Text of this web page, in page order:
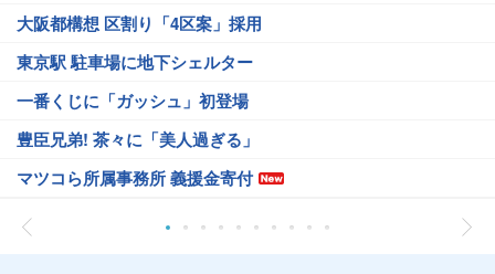
大阪都構想 区割り「4区案」採用
東京駅 駐車場に地下シェルター
一番くじに「ガッシュ」初登場
豊臣兄弟! 茶々に「美人過ぎる」
マツコら所属事務所 義援金寄付